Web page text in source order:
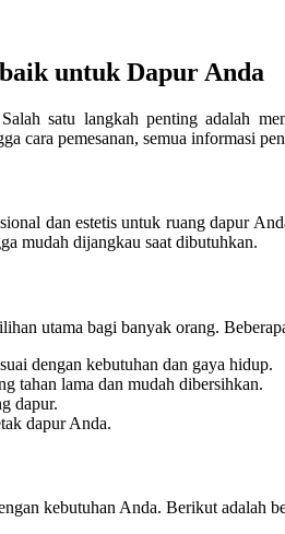
untuk Dapur Anda
satu langkah penting adalah
cara pemesanan, semua informasi
dan estetis untuk ruang dapur
mudah dijangkau saat dibutuhkan.
utama bagi banyak orang.
dengan kebutuhan dan gaya hidup.
tahan lama dan mudah dibersihkan.
dapur.
dapur Anda.
kebutuhan Anda. Berikut adalah